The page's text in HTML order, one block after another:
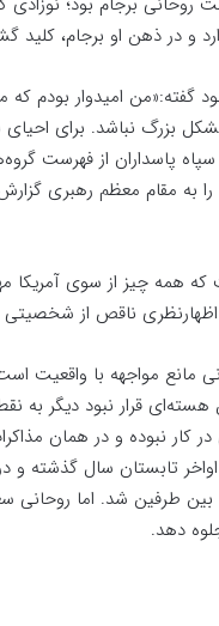
و در ذهن او برجام،
بزرگ نباشد. برای
پاسداران از فهرست
به مقام معظم رهبری
همه چیز از سوی آمریکا
ناقص از
مانع مواجهه با واقعیت
برجام در اردیبهشت ۹۷، توافق هسته‌ای
اواخر تابستان سال
بین طرفین شد. اما روحانی
دهد.